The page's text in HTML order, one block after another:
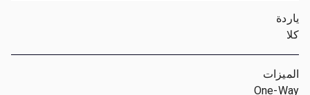
ياردة
كلا
الميزات
One-Way